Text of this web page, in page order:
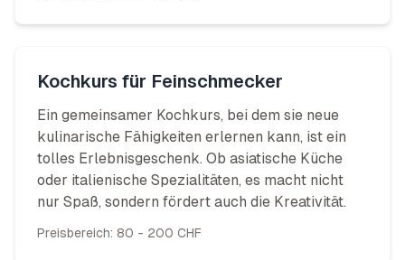
Kochkurs für Feinschmecker
Ein gemeinsamer Kochkurs, bei dem sie neue
kulinarische Fähigkeiten erlernen kann, ist ein
tolles Erlebnisgeschenk. Ob asiatische Küche
oder italienische Spezialitäten, es macht nicht
nur Spaß, sondern fördert auch die Kreativität.
Preisbereich: 80 - 200 CHF